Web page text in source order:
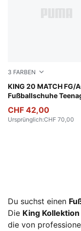
3 FARBEN
KING 20 MATCH FG/
Fußballschuhe
PUMA White-
CHF 42,00
Ursprünglich:CHF 70,00
Du suchst einen
Die King Kollektion
die von